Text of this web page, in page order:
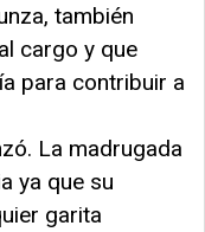
también
cargo y que
para contribuir a
La madrugada
ya que su
garita